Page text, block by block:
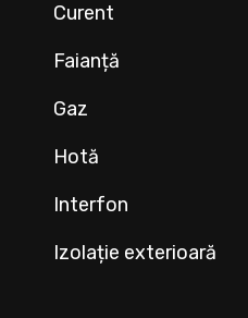
Curent
Faianță
Gaz
Hotă
Interfon
Izolație exterioară